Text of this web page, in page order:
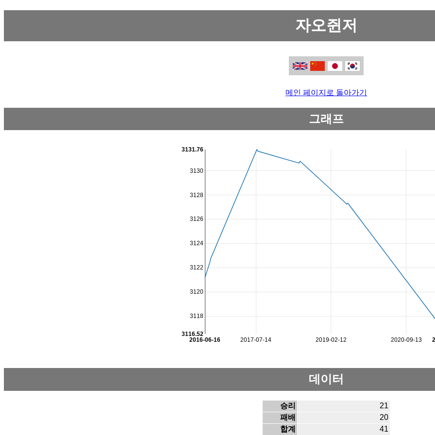
자오쥔저
메인 페이지로 돌아가기
그래프
2017-07-14 2019-02-12 2020-09-13
2016-06-16
3118
3120
3122
3124
3126
3128
3130
3116.52
3131.76
데이터
승리
21
패배
20
합계
41